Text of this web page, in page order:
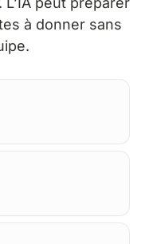
à donner sans